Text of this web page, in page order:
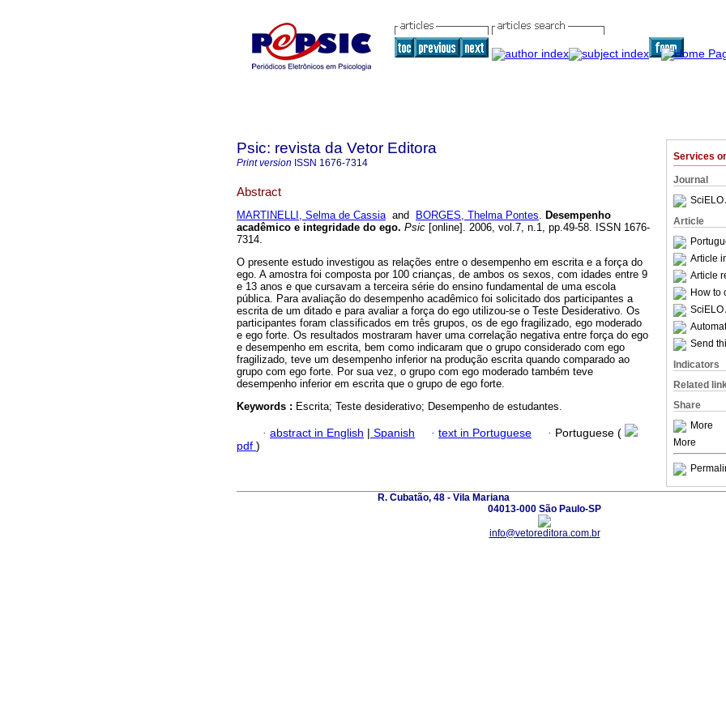
Services
Journal
SciELO
Article
Article
Article
How to
SciELO
Send
Indicators
Related
Share
More
More
Psic: revista da Vetor Editora
Print version ISSN 1676-7314
Abstract
MARTINELLI, Selma de Cassiaand BORGES, Thelma Pontes. Desempenho
acadêmico e integridade do ego. Psic [online]. 2006, vol.7, n.1, pp.49-58. ISSN 1676-
7314.
O presente estudo investigou as relações entre o desempenho em escrita e a força do
ego. A amostra foi composta por 100 crianças, de ambos os sexos, com idades entre 9
e 13 anos e que cursavam a terceira série do ensino fundamental de uma escola
pública. Para avaliação do desempenho acadêmico foi solicitado dos participantes a
escrita de um ditado e para avaliar a força do ego utilizou-se o Teste Desiderativo. Os
participantes foram classificados em três grupos, os de ego fragilizado, ego moderado
e ego forte. Os resultados mostraram haver uma correlação negativa entre força do ego
e desempenho em escrita, bem como indicaram que o grupo considerado com ego
fragilizado, teve um desempenho inferior na produção escrita quando comparado ao
grupo com ego forte. Por sua vez, o grupo com ego moderado também teve
desempenho inferior em escrita que o grupo de ego forte.
Keywords : Escrita; Teste desiderativo; Desempenho de estudantes.
· abstract in English | Spanish · text in Portuguese · Portuguese (
pdf )
R. Cubatão, 48 - Vila Mariana
04013-000 São Paulo-SP
info@vetoreditora.com.br